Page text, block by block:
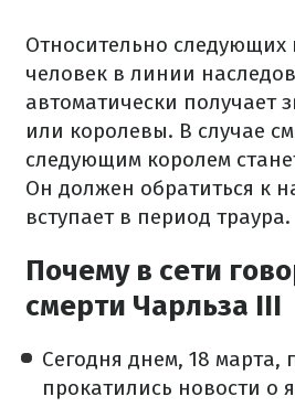
Относительно
человек в линии
автоматически получает
или королевы. В случае
следующим королем
Он должен обратиться к
вступает в период траура.
Почему в сети
смерти Чарльза III
Сегодня днем, 18 марта,
прокатились новости о